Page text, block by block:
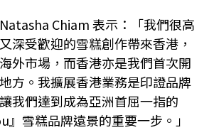
Chiam 表示：「我們很高
深受歡迎的雪糕創作帶來香港，
外市場，而香港亦是我們首次開
方。我擴展香港業務是印證品牌
我們達到成為亞洲首屈一指的
』雪糕品牌遠景的重要一步。」